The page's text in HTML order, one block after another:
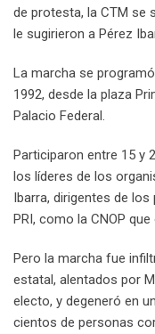
de protesta, la CTM se
le sugirieron a Pérez
La marcha se
1992, desde la plaza
Palacio Federal.
Participaron entre 15 y
los líderes de los
Ibarra, dirigentes de
PRI, como la CNOP
Pero la marcha fue
estatal, alentados por
electo, y degeneró en
cientos de personas